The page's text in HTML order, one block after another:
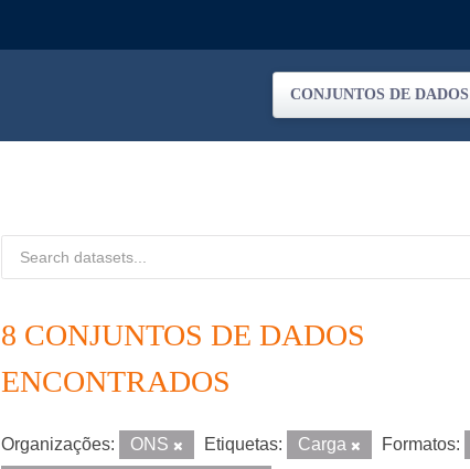
CONJUNTOS DE DADOS
8 CONJUNTOS DE DADOS
ENCONTRADOS
Organizações: ONS Etiquetas: Carga Formatos: